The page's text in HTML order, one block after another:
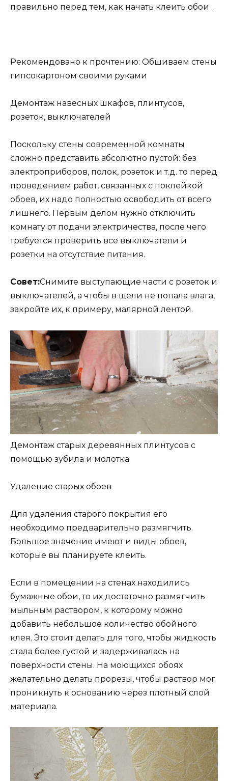
правильно перед тем, как начать клеить обои .
Рекомендовано к прочтению: Обшиваем стены
гипсокартоном своими руками
Демонтаж навесных шкафов, плинтусов,
розеток, выключателей
Поскольку стены современной комнаты
сложно представить абсолютно пустой: без
электроприборов, полок, розеток и т.д. то перед
проведением работ, связанных с поклейкой
обоев, их надо полностью освободить от всего
лишнего. Первым делом нужно отключить
комнату от подачи электричества, после чего
требуется проверить все выключатели и
розетки на отсутствие питания.
Совет:Снимите выступающие части с розеток и
выключателей, а чтобы в щели не попала влага,
закройте их, к примеру, малярной лентой.
Демонтаж старых деревянных плинтусов с
помощью зубила и молотка
Удаление старых обоев
Для удаления старого покрытия его
необходимо предварительно размягчить.
Большое значение имеют и виды обоев,
которые вы планируете клеить.
Если в помещении на стенах находились
бумажные обои, то их достаточно размягчить
мыльным раствором, к которому можно
добавить небольшое количество обойного
клея. Это стоит делать для того, чтобы жидкость
стала более густой и задерживалась на
поверхности стены. На моющихся обоях
желательно делать прорезы, чтобы раствор мог
проникнуть к основанию через плотный слой
материала.